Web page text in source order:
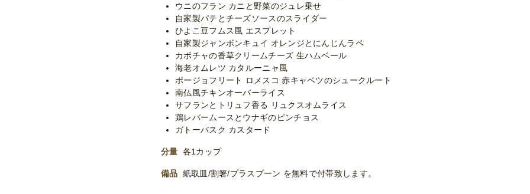
ウニのフラン カニと野菜のジュレ乗せ
自家製パテとチーズソースのスライダー
ひよこ豆フムス風 エスプレット
自家製ジャンボンキュイ オレンジとにんじんラペ
カボチャの香草クリームチーズ 生ハムベール
海老オムレツ カタルーニャ風
ポージョフリート ロメスコ 赤キャベツのシュークルート
南仏風チキンオーバーライス
サフランとトリュフ香る リュクスオムライス
鶏レバームースとウナギのピンチョス
ガトーバスク カスタード
分量 各1カップ
備品 紙取皿/割箸/プラスプーン を無料で付帯致します。